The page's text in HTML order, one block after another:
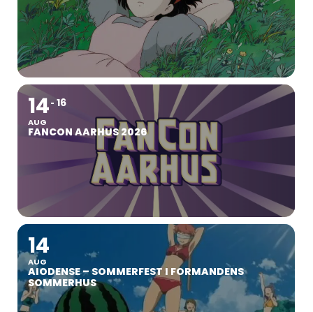
14
AUG
16
FANCON AARHUS 2026
14
AUG
AIODENSE – SOMMERFEST I FORMANDENS
SOMMERHUS